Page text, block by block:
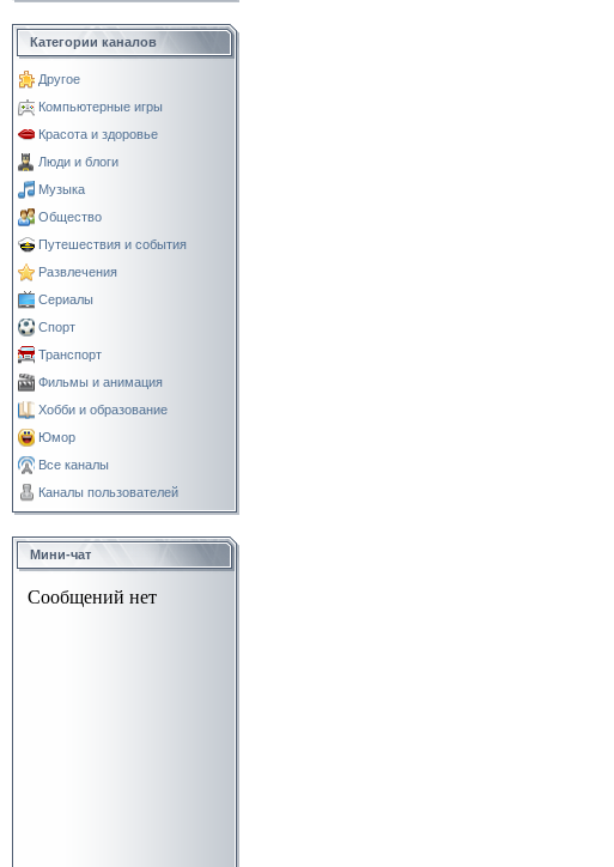
Категории каналов
Другое
Компьютерные игры
Красота и здоровье
Люди и блоги
Музыка
Общество
Путешествия и события
Развлечения
Сериалы
Спорт
Транспорт
Фильмы и анимация
Хобби и образование
Юмор
Все каналы
Каналы пользователей
Мини-чат